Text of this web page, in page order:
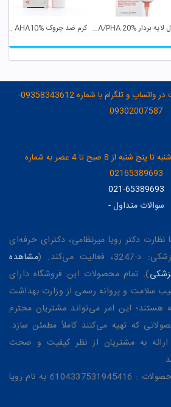
ژل لایه بردار AHA/PHA 20% درماتیپیک کرم ضد چروک AHA10% سی گل
مشاوره رایگان بصورت چت در واتساپ و تلگرام با شماره 09358343612-
09302007587
تماس تلفنی در روزهای شنبه تا پنج شنبه از 8 صبح تا 4 عصر به شماره
02165389693
021-65389693
سوالات متداول-
نظارت دکتر رویا میرنظامی، دکترای حرفه‌ای
می‌کند. (
مشاهده
). تمام محصولات این فروشگاه دارای
سلامت و پروانه رسمی از وزارت بهداشت
هستند؛ این امر می‌تواند مشتریان محترم
که تهیه می‌کنند کاملاً مطمئن سازد.
به مشتریان از نظر کیفیت و صحت
شماره کارت جهت خرید محصولات : 6104337531945416 به نام رویا